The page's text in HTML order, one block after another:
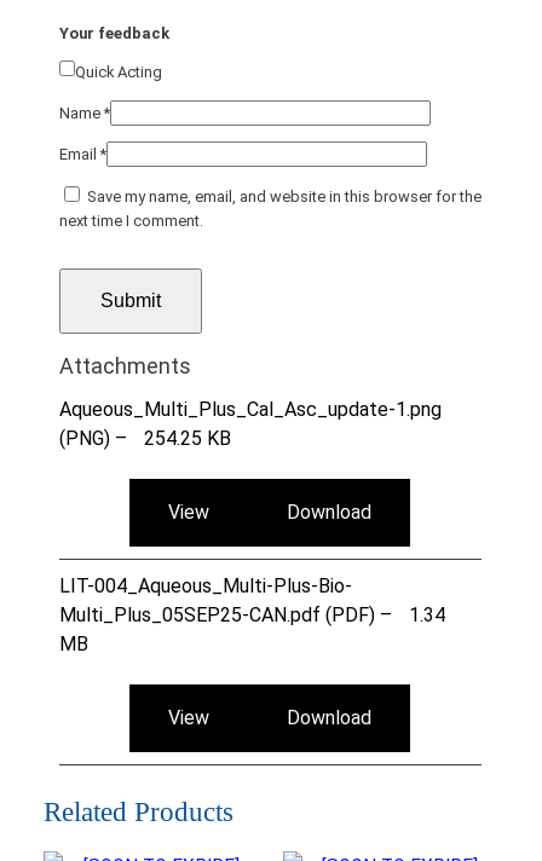
Your feedback
Quick Acting
Name*
Email*
Save my name, email, and website in this browser for the
next time I comment.
Attachments
Aqueous_Multi_Plus_Cal_Asc_update-1.png
(PNG) –
254.25 KB
View Download
LIT-004_Aqueous_Multi-Plus-Bio-
Multi_Plus_05SEP25-CAN.pdf (PDF) –
1.34
MB
View Download
Related Products